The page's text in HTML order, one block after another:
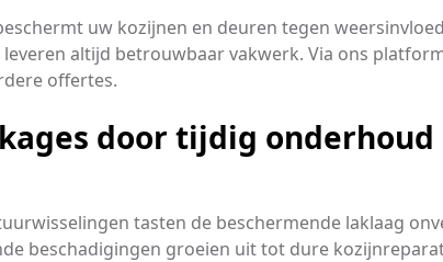
uw kozijnen en deuren tegen
altijd betrouwbaar vakwerk. Via ons
offertes.
door tijdig onderhoud
tasten de beschermende laklaag
beschadigingen groeien uit tot dure